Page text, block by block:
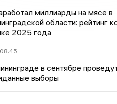
миллиарды на мясе в
области: рейтинг
2025 года
08:45
в сентябре
выборы